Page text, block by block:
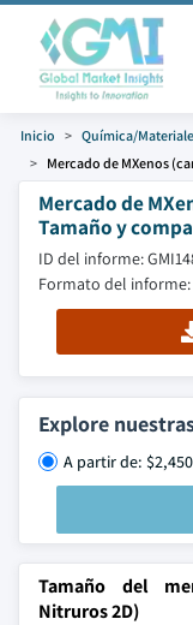
Inicio Química/
Mercado de MXenos
Mercado de
Tamaño y
ID del informe:
Formato del
Explore
A partir de: $2,450
Tamaño del
Nitruros 2D)